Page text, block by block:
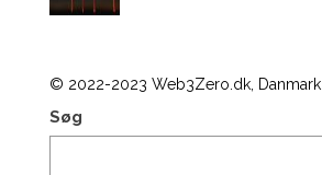
© 2022-2023 Web3Zero.dk, Danmark
Søg